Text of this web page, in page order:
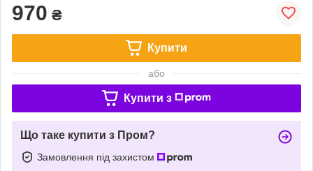
970 ₴
Купити
або
Купити з
Що таке купити з Пром?
Замовлення під захистом